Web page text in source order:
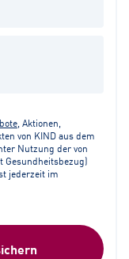
, Aktionen,
von KIND aus dem
Nutzung der von
Gesundheitsbezug)
jederzeit im